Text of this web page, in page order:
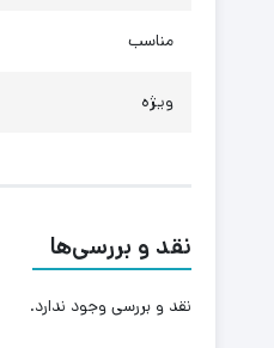
مناسب
ویژه
نقد و بررسی‌ها
نقد و بررسی وجود ندارد.